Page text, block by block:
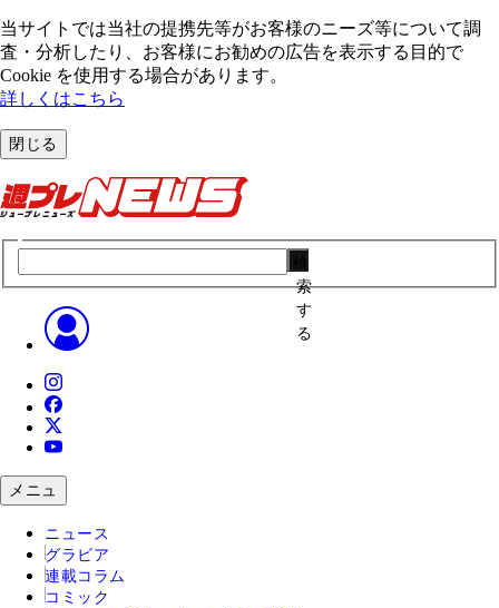
当サイトでは当社の提携先等がお客様のニーズ等について調
査・分析したり、お客様にお勧めの広告を表⽰する⽬的で
Cookie を使⽤する場合があります。
詳しくはこちら
閉じる
索
す
る
メニュ
ニュース
グラビア
連載コラム
コミック